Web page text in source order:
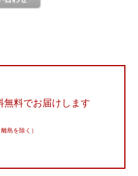
無料でお届けします
島を除く）